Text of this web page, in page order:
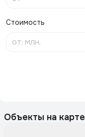
Стоимость
Объекты на карте